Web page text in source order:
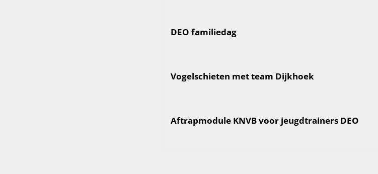
DEO familiedag
Vogelschieten met team Dijkhoek
Aftrapmodule KNVB voor jeugdtrainers DEO